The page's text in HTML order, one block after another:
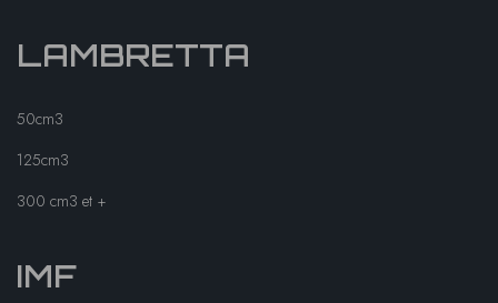
LAMBRETTA
50cm3
125cm3
300 cm3 et +
IMF